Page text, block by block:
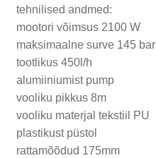
tehnilised andmed:
mootori võimsus 2100 W
maksimaalne surve 145 bar
tootlikus 450l/h
alumiiniumist pump
vooliku pikkus 8m
vooliku materjal tekstiil PU
plastikust püstol
rattamõõdud 175mm